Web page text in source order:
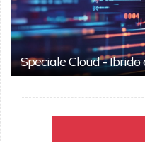
Speciale Cloud -